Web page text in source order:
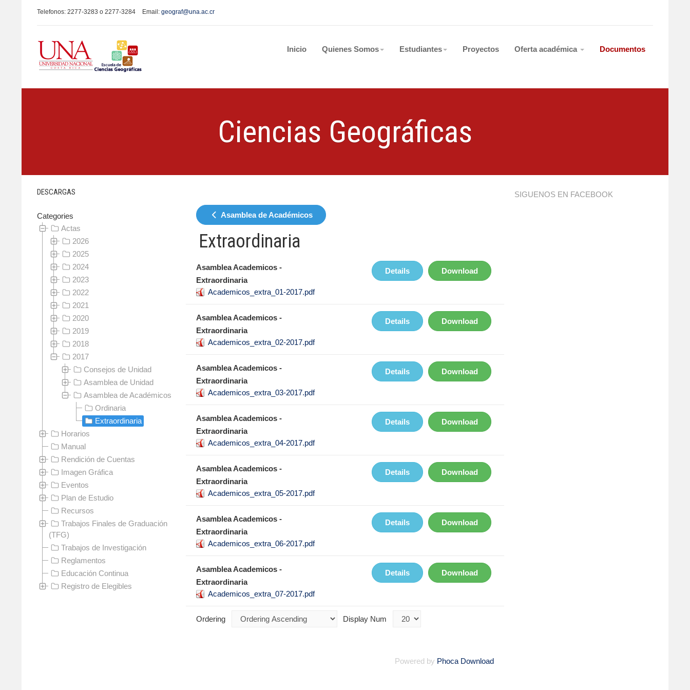
Telefonos: 2277-3283 o 2277-3284 Email: geograf@una.ac.cr
Inicio Quienes Somos Estudiantes Proyectos Oferta académica Documentos
Ciencias Geográficas
Asamblea de Académicos
Extraordinaria
Asamblea Academicos -
Extraordinaria
Academicos_extra_01-2017.pdf
Download
Details
Asamblea Academicos -
Extraordinaria
Academicos_extra_02-2017.pdf
Download
Details
Asamblea Academicos -
Extraordinaria
Academicos_extra_03-2017.pdf
Download
Details
Asamblea Academicos -
Extraordinaria
Academicos_extra_04-2017.pdf
Download
Details
Asamblea Academicos -
Extraordinaria
Academicos_extra_05-2017.pdf
Download
Details
Asamblea Academicos -
Extraordinaria
Academicos_extra_06-2017.pdf
Download
Details
Asamblea Academicos -
Extraordinaria
Academicos_extra_07-2017.pdf
Download
Details
Ordering Display Num
Powered by Phoca Download
DESCARGAS
Categories
Actas
2026
2025
2024
2023
2022
2021
2020
2019
2018
2017
Consejos de Unidad
Asamblea de Unidad
Asamblea de Académicos
Ordinaria
Extraordinaria
Horarios
Manual
Rendición de Cuentas
Imagen Gráfica
Eventos
Plan de Estudio
Recursos
Trabajos Finales de Graduación
(TFG)
Trabajos de Investigación
Reglamentos
Educación Continua
Registro de Elegibles
SIGUENOS EN FACEBOOK